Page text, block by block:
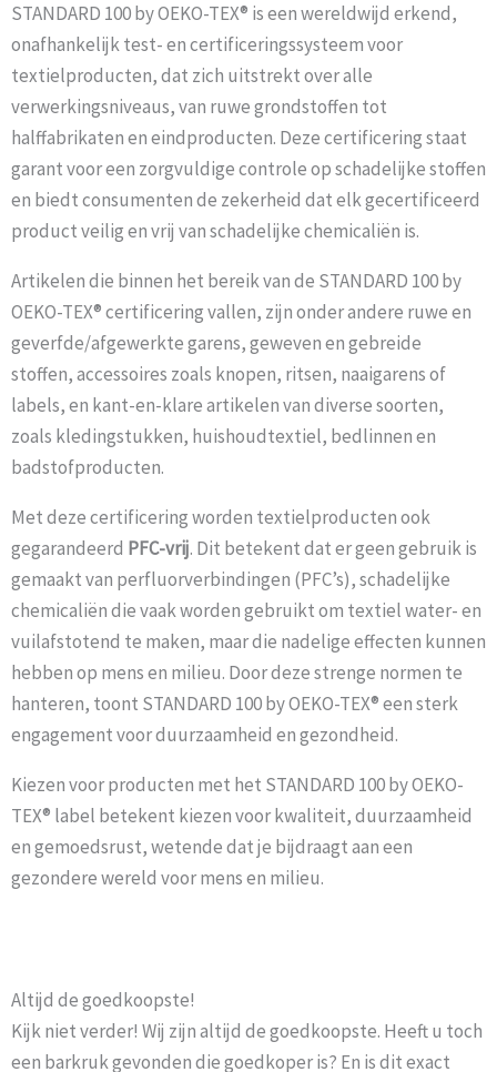
STANDARD 100 by OEKO-TEX® is een wereldwijd erkend,
onafhankelijk test- en certificeringssysteem voor
textielproducten, dat zich uitstrekt over alle
verwerkingsniveaus, van ruwe grondstoffen tot
halffabrikaten en eindproducten. Deze certificering staat
garant voor een zorgvuldige controle op schadelijke stoffen
en biedt consumenten de zekerheid dat elk gecertificeerd
product veilig en vrij van schadelijke chemicaliën is.
Artikelen die binnen het bereik van de STANDARD 100 by
OEKO-TEX® certificering vallen, zijn onder andere ruwe en
geverfde/afgewerkte garens, geweven en gebreide
stoffen, accessoires zoals knopen, ritsen, naaigarens of
labels, en kant-en-klare artikelen van diverse soorten,
zoals kledingstukken, huishoudtextiel, bedlinnen en
badstofproducten.
Met deze certificering worden textielproducten ook
gegarandeerd PFC-vrij. Dit betekent dat er geen gebruik is
gemaakt van perfluorverbindingen (PFC’s), schadelijke
chemicaliën die vaak worden gebruikt om textiel water- en
vuilafstotend te maken, maar die nadelige effecten kunnen
hebben op mens en milieu. Door deze strenge normen te
hanteren, toont STANDARD 100 by OEKO-TEX® een sterk
engagement voor duurzaamheid en gezondheid.
Kiezen voor producten met het STANDARD 100 by OEKO-
TEX® label betekent kiezen voor kwaliteit, duurzaamheid
en gemoedsrust, wetende dat je bijdraagt aan een
gezondere wereld voor mens en milieu.
Altijd de goedkoopste!
Kijk niet verder! Wij zijn altijd de goedkoopste. Heeft u toch
een barkruk gevonden die goedkoper is? En is dit exact